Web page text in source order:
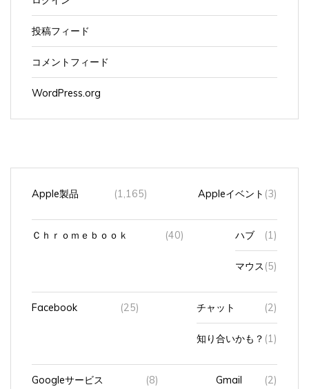
投稿フィード
コメントフィード
WordPress.org
Ｃｈｒｏｍｅｂｏｏｋ (40) ハブ (1)
マウス(5)
Facebook (25) チャット (2)
知り合いかも？(1)
Googleサービス (8) Gmail (2)